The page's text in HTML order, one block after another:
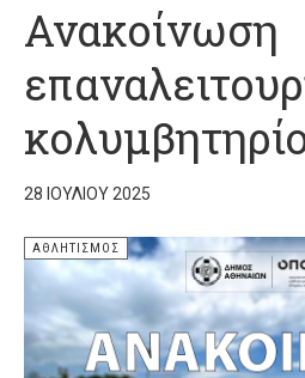
Ανακοίνωση
28 ΙΟΥΛΊΟΥ 2025
ΑΘΛΗΤΙΣΜΌΣ